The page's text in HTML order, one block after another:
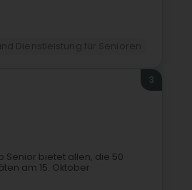
3
Senior bietet allen, die 50
am 15. Oktober